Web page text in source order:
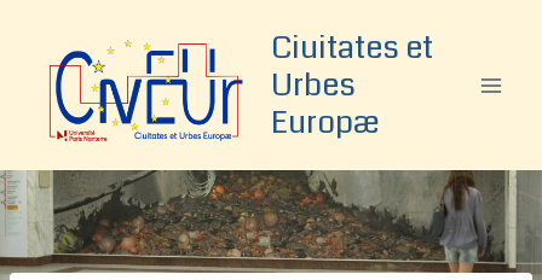
contenu
Ciuitates et
Urbes
Europæ